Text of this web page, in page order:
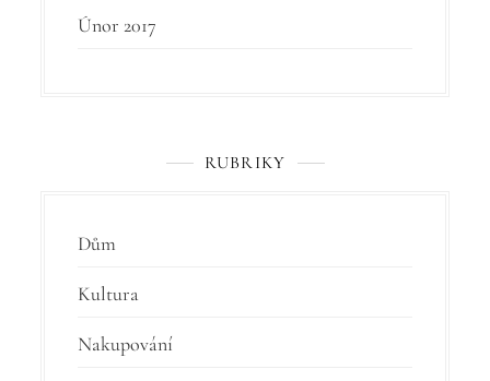
Únor 2017
RUBRIKY
Dům
Kultura
Nakupování